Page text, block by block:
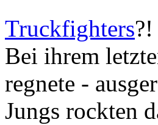
Truckfighters
Bei ihrem
regnete -
Jungs rockten